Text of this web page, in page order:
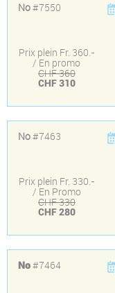
No#7550
Prix plein Fr. 360.-
/ En promo
CHF 360
CHF 310
No#7463
Prix plein Fr. 330.-
/ En Promo
CHF 330
CHF 280
No#7464